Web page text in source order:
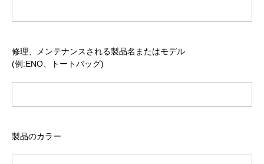
修理、メンテナンスされる製品名またはモデル
(例:ENO、トートバッグ)
製品のカラー